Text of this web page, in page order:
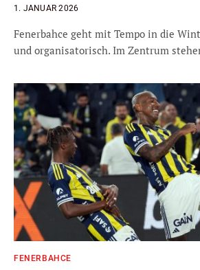
1. JANUAR 2026
Fenerbahce geht mit Tempo in die
und organisatorisch. Im Zentrum
FENERBAHCE